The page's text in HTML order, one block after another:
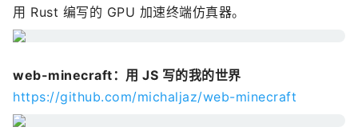
用 Rust 编写的 GPU 加速终端仿真器。
web-minecraft：用 JS 写的我的世界
https://github.com/michaljaz/web-minecraft